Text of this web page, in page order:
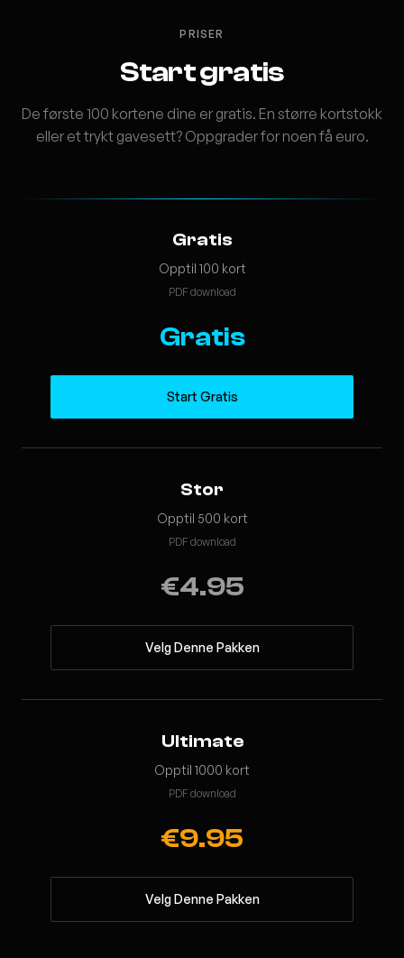
PRISER
Start gratis
De første 100 kortene dine er gratis. En større kortstokk
eller et trykt gavesett? Oppgrader for noen få euro.
Gratis
Opptil 100 kort
PDF download
Gratis
Start Gratis
Stor
Opptil 500 kort
PDF download
€4.95
Velg Denne Pakken
Ultimate
Opptil 1000 kort
PDF download
€9.95
Velg Denne Pakken